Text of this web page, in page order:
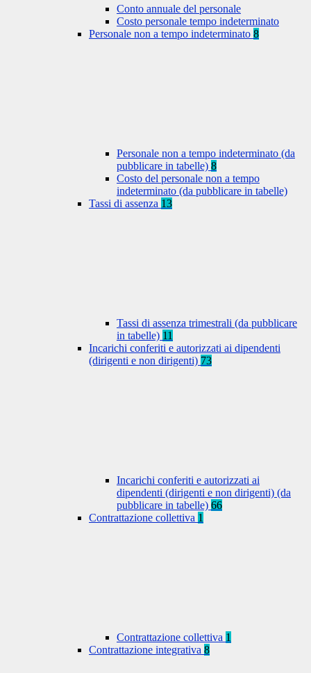
Conto annuale del personale
Costo personale tempo indeterminato
Personale non a tempo indeterminato 8
Personale non a tempo indeterminato (da
pubblicare in tabelle) 8
Costo del personale non a tempo
indeterminato (da pubblicare in tabelle)
Tassi di assenza 13
Tassi di assenza trimestrali (da pubblicare
in tabelle) 11
Incarichi conferiti e autorizzati ai dipendenti
(dirigenti e non dirigenti) 73
Incarichi conferiti e autorizzati ai
dipendenti (dirigenti e non dirigenti) (da
pubblicare in tabelle) 66
Contrattazione collettiva 1
Contrattazione collettiva 1
Contrattazione integrativa 8